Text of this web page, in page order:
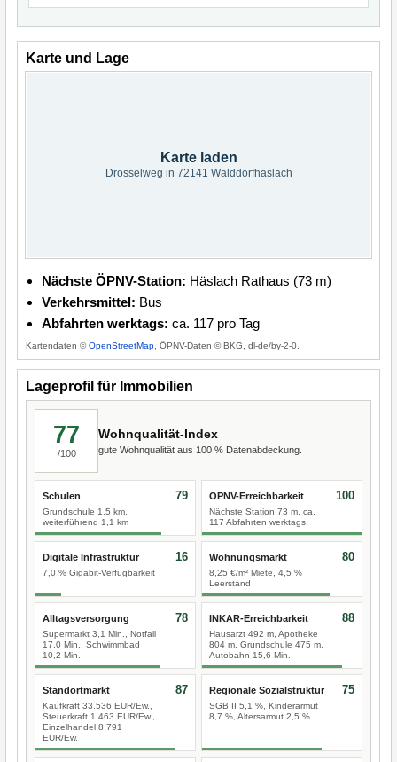
Karte und Lage
Karte laden
Drosselweg in 72141 Walddorfhäslach
Nächste ÖPNV-Station: Häslach Rathaus (73 m)
Verkehrsmittel: Bus
Abfahrten werktags: ca. 117 pro Tag
Kartendaten ©OpenStreetMap , ÖPNV-Daten © BKG, dl-de/by-2-0.
Lageprofil für Immobilien
77
/100
Wohnqualität-Index
gute Wohnqualität aus 100 % Datenabdeckung.
Schulen
Grundschule 1,5 km,
weiterführend 1,1 km
79 ÖPNV-Erreichbarkeit
Nächste Station 73 m, ca.
117 Abfahrten werktags
100
Digitale Infrastruktur
7,0 % Gigabit-Verfügbarkeit
16 Wohnungsmarkt
8,25 €/m² Miete, 4,5 %
Leerstand
80
Alltagsversorgung
Supermarkt 3,1 Min., Notfall
17,0 Min., Schwimmbad
10,2 Min.
78 INKAR-Erreichbarkeit
Hausarzt 492 m, Apotheke
804 m, Grundschule 475 m,
Autobahn 15,6 Min.
88
Standortmarkt
Kaufkraft 33.536 EUR/Ew.,
Steuerkraft 1.463 EUR/Ew.,
Einzelhandel 8.791
EUR/Ew.
87 Regionale Sozialstruktur
SGB II 5,1 %, Kinderarmut
8,7 %, Altersarmut 2,5 %
75